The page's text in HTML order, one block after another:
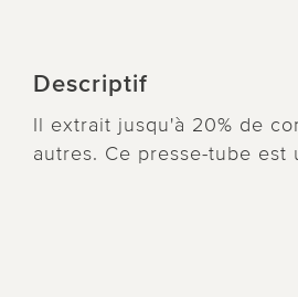
Descriptif
Il extrait jusqu'à 20% de
autres. Ce presse-tube